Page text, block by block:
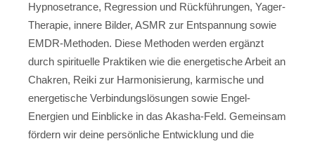
Hypnosetrance, Regression und Rückführungen, Yager-
Therapie, innere Bilder, ASMR zur Entspannung sowie
EMDR-Methoden. Diese Methoden werden ergänzt
durch spirituelle Praktiken wie die energetische Arbeit an
Chakren, Reiki zur Harmonisierung, karmische und
energetische Verbindungslösungen sowie Engel-
Energien und Einblicke in das Akasha-Feld. Gemeinsam
fördern wir deine persönliche Entwicklung und die